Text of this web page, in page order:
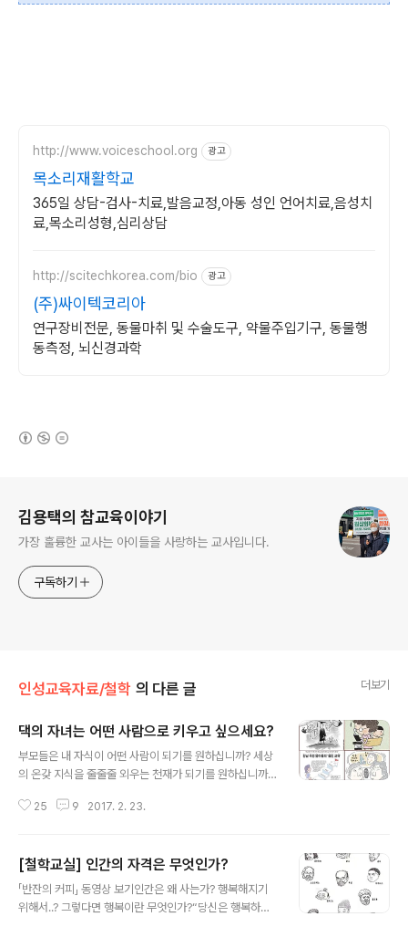
http://www.voiceschool.org 광고
목소리재활학교
365일 상담-검사-치료,발음교정,아동 성인 언어치료,음성치
료,목소리성형,심리상담
http://scitechkorea.com/bio 광고
(주)싸이텍코리아
연구장비전문, 동물마취 및 수술도구, 약물주입기구, 동물행
동측정, 뇌신경과학
김용택의 참교육이야기
가장 훌륭한 교사는 아이들을 사랑하는 교사입니다.
구독하기
인성교육자료/철학 의 다른 글 더보기
댁의 자녀는 어떤 사람으로 키우고 싶으세요?
부모들은 내 자식이 어떤 사람이 되기를 원하십니까? 세상
의 온갖 지식을 줄줄줄 외우는 천재가 되기를 원하십니까?
아는 영재이기를 원하십니까? 아니면 학교에서 공부를 잘
할 일 알아서 하는... 해서 될 일과 안 되는 일을 분별할 수
있고 자기주장이 분명한... 그런 자녀를 원하십니까? 부모
님들은 살아오면서 가끔 이런 생각 안 해 보셨습니까? ‘나
25 9 2017. 2. 23.
[철학교실] 인간의 자격은 무엇인가?
「반잔의 커피」 동영상 보기인간은 왜 사는가? 행복해지기
위해서..? 그렇다면 행복이란 무엇인가?“당신은 행복하신